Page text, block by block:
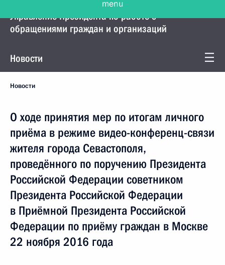
Управление Президента по работе с
обращениями граждан и организаций
Новости
Новости
О ходе принятия мер по итогам личного
приёма в режиме видео-конференц-связи
жителя города Севастополя,
проведённого по поручению Президента
Российской Федерации советником
Президента Российской Федерации
в Приёмной Президента Российской
Федерации по приёму граждан в Москве
22 ноября 2016 года